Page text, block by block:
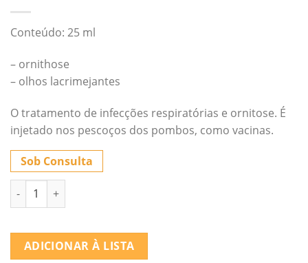
Conteúdo: 25 ml
– ornithose
– olhos lacrimejantes
O tratamento de infecções respiratórias e ornitose. É
injetado nos pescoços dos pombos, como vacinas.
Sob Consulta
Quantidade de TOLLISAN ORNI 1 ONE 25 ML
ADICIONAR À LISTA